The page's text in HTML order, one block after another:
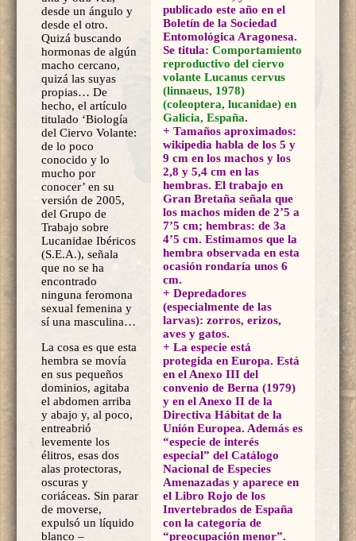
publicado este año en el
Boletín de la Sociedad
Entomológica Aragonesa.
Se titula: Comportamiento
reproductivo del ciervo
volante Lucanus cervus
(linnaeus, 1978)
(coleoptera, lucanidae) en
Galicia, España.
+ Tamaños aproximados:
wikipedia habla de los 5 y
9 cm en los machos y los
2,8 y 5,4 cm en las
hembras. El trabajo en
Gran Bretaña señala que
los machos miden de 2’5 a
7’5 cm; hembras: de 3a
4’5 cm. Estimamos que la
hembra observada en esta
ocasión rondaría unos 6
cm.
+ Depredadores
(especialmente de las
larvas): zorros, erizos,
aves y gatos.
+ La especie está
protegida en Europa. Está
en el Anexo III del
convenio de Berna (1979)
y en el Anexo II de la
Directiva Hábitat de la
Unión Europea. Además es
“especie de interés
especial” del Catálogo
Nacional de Especies
Amenazadas y aparece en
el Libro Rojo de los
Invertebrados de España
con la categoría de
“preocupación menor”.
desde un ángulo y
desde el otro.
Quizá buscando
hormonas de algún
macho cercano,
quizá las suyas
propias… De
hecho, el artículo
titulado ‘Biología
del Ciervo Volante:
de lo poco
conocido y lo
mucho por
conocer’ en su
versión de 2005,
del Grupo de
Trabajo sobre
Lucanidae Ibéricos
(S.E.A.), señala
que no se ha
encontrado
ninguna feromona
sexual femenina y
sí una masculina…
La cosa es que esta
hembra se movía
en sus pequeños
dominios, agitaba
el abdomen arriba
y abajo y, al poco,
entreabrió
levemente los
élitros, esas dos
alas protectoras,
oscuras y
coriáceas. Sin parar
de moverse,
expulsó un líquido
blanco –